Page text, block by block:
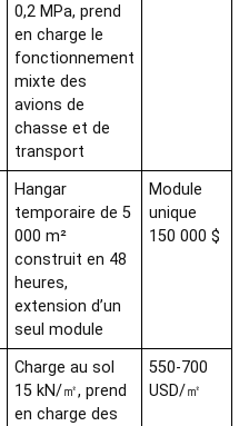
0,2 MPa, prend
en charge le
fonctionnement
mixte des
avions de
chasse et de
transport
Hangar
temporaire de 5
000 m²
construit en 48
heures,
extension d’un
seul module
Module
unique
150 000 $
Charge au sol
15 kN/㎡, prend
en charge des
550-700
USD/㎡